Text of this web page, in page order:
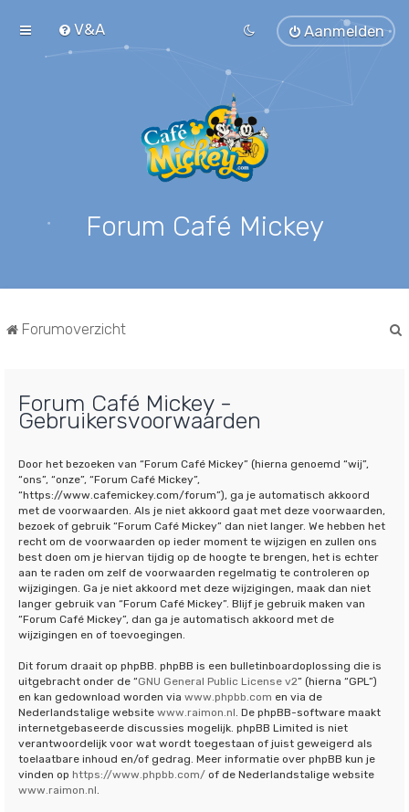
V&A Aanmelden
Forum Café Mickey
Forumoverzicht
Forum Café Mickey -
Gebruikersvoorwaarden
Door het bezoeken van “Forum Café Mickey” (hierna genoemd “wij”,
“ons”, “onze”, “Forum Café Mickey”,
“https://www.cafemickey.com/forum”), ga je automatisch akkoord
met de voorwaarden. Als je niet akkoord gaat met deze voorwaarden,
bezoek of gebruik “Forum Café Mickey” dan niet langer. We hebben het
recht om de voorwaarden op ieder moment te wijzigen en zullen ons
best doen om je hiervan tijdig op de hoogte te brengen, het is echter
aan te raden om zelf de voorwaarden regelmatig te controleren op
wijzigingen. Ga je niet akkoord met deze wijzigingen, maak dan niet
langer gebruik van “Forum Café Mickey”. Blijf je gebruik maken van
“Forum Café Mickey”, dan ga je automatisch akkoord met de
wijzigingen en of toevoegingen.
Dit forum draait op phpBB. phpBB is een bulletinboardoplossing die is
uitgebracht onder de “GNU General Public License v2” (hierna “GPL”)
en kan gedownload worden via www.phpbb.com en via de
Nederlandstalige website www.raimon.nl . De phpBB-software maakt
internetgebaseerde discussies mogelijk. phpBB Limited is niet
verantwoordelijk voor wat wordt toegestaan of juist geweigerd als
toelaatbare inhoud en/of gedrag. Meer informatie over phpBB kun je
vinden op https://www.phpbb.com/ of de Nederlandstalige website
www.raimon.nl